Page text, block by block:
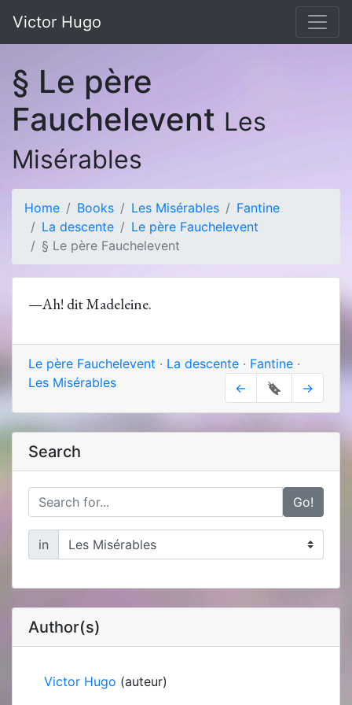
Victor Hugo
§ Le père
Fauchelevent Les
Misérables
Home Books Les Misérables
Fantine
La descente
Le père Fauchelevent
§ Le père Fauchelevent
—Ah! dit Madeleine.
Le père Fauchelevent · La descente · Fantine ·
Les Misérables
← 🔖 →
Search
Go!
in
Author(s)
Victor Hugo (auteur)